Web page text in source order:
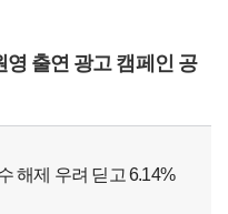
출연 광고 캠페인 공
해제 우려 딛고 6.14%